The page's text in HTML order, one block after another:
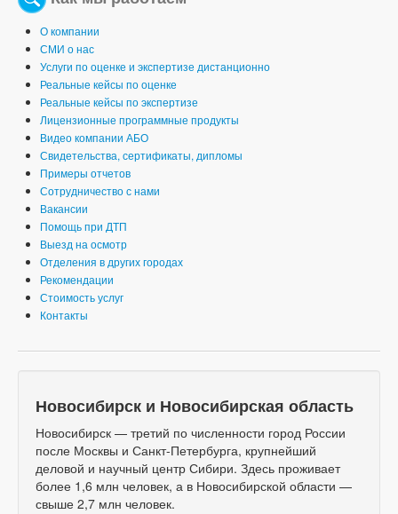
О компании
СМИ о нас
Услуги по оценке и экспертизе дистанционно
Реальные кейсы по оценке
Реальные кейсы по экспертизе
Лицензионные программные продукты
Видео компании АБО
Свидетельства, сертификаты, дипломы
Примеры отчетов
Сотрудничество с нами
Вакансии
Помощь при ДТП
Выезд на осмотр
Отделения в других городах
Рекомендации
Стоимость услуг
Контакты
Новосибирск и Новосибирская область
Новосибирск — третий по численности город России
после Москвы и Санкт-Петербурга, крупнейший
деловой и научный центр Сибири. Здесь проживает
более 1,6 млн человек, а в Новосибирской области —
свыше 2,7 млн человек.